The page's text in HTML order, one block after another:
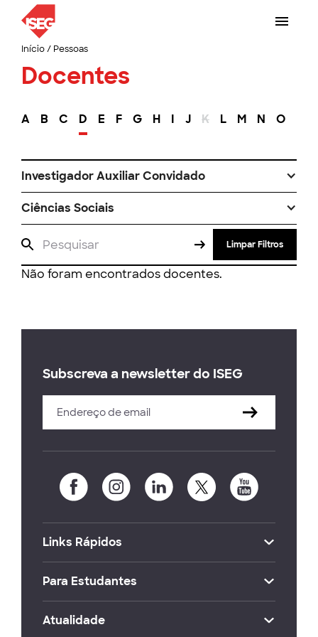
Início/ Pessoas
Docentes
A B C D E F G H I J K L M N O
Investigador Auxiliar Convidado
Ciências Sociais
Limpar Filtros
Não foram encontrados docentes.
Subscreva a newsletter do ISEG
Links Rápidos
Para Estudantes
Atualidade